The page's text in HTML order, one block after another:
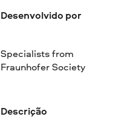
Desenvolvido por
Specialists from
Fraunhofer Society
Descrição